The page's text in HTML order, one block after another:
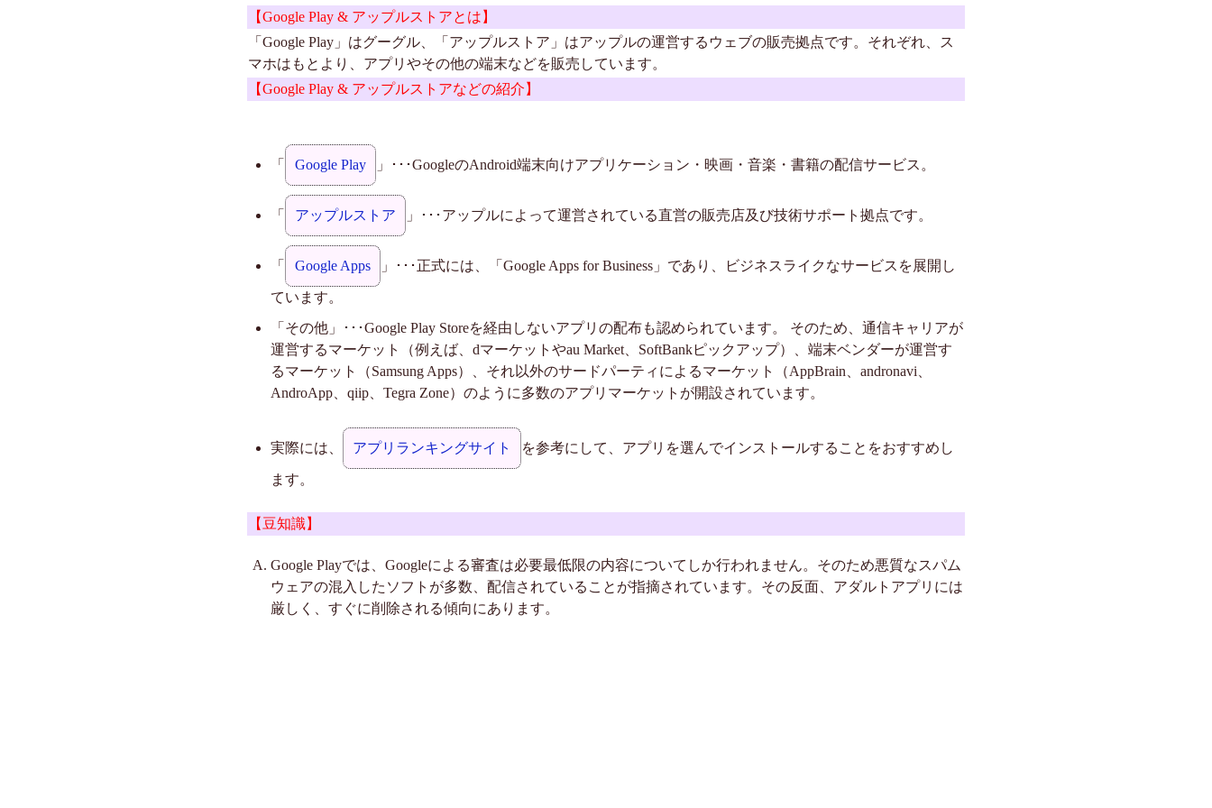
【Google Play & アップルストアとは】
「Google Play」はグーグル、「アップルストア」はアップルの運営するウェブの販売拠点です。それぞれ、ス
マホはもとより、アプリやその他の端末などを販売しています。
【Google Play & アップルストアなどの紹介】
「 Google Play 」･･･GoogleのAndroid端末向けアプリケーション・映画・音楽・書籍の配信サービス。
「 アップルストア 」･･･アップルによって運営されている直営の販売店及び技術サポート拠点です。
「 Google Apps 」･･･正式には、「Google Apps for Business」であり、ビジネスライクなサービスを展開し
ています。
「その他」･･･Google Play Storeを経由しないアプリの配布も認められています。 そのため、通信キャリアが
運営するマーケット（例えば、dマーケットやau Market、SoftBankピックアップ）、端末ベンダーが運営す
るマーケット（Samsung Apps）、それ以外のサードパーティによるマーケット（AppBrain、andronavi、
AndroApp、qiip、Tegra Zone）のように多数のアプリマーケットが開設されています。
実際には、 アプリランキングサイト を参考にして、アプリを選んでインストールすることをおすすめし
ます。
【豆知識】
Google Playでは、Googleによる審査は必要最低限の内容についてしか行われません。そのため悪質なスパム
ウェアの混入したソフトが多数、配信されていることが指摘されています。その反面、アダルトアプリには
厳しく、すぐに削除される傾向にあります。